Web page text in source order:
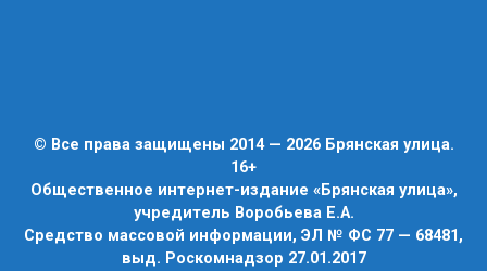
© Все права защищены 2014 — 2026 Брянская улица.
16+
Общественное интернет-издание «Брянская улица»,
учредитель Воробьева Е.А.
Средство массовой информации, ЭЛ № ФС 77 — 68481,
выд. Роскомнадзор 27.01.2017